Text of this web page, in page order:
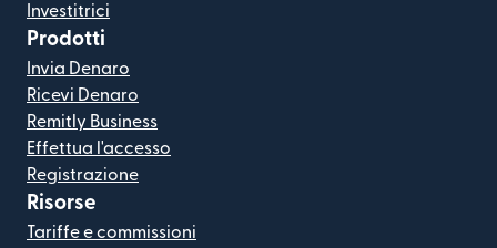
Investitrici
Prodotti
Invia Denaro
Ricevi Denaro
Remitly Business
Effettua l'accesso
Registrazione
Risorse
Tariffe e commissioni